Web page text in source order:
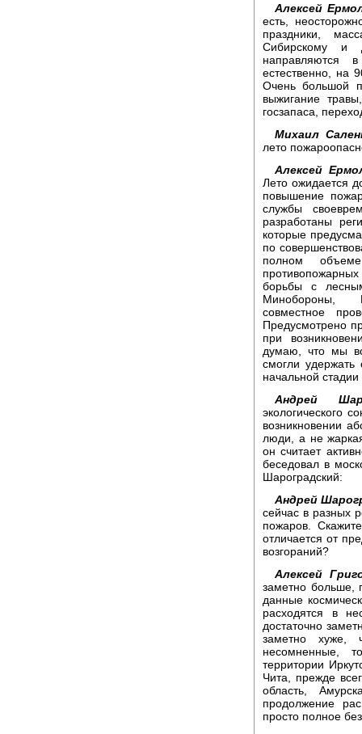
Алексей
есть,
праздники,
Сибирскому и
направляются
естественно, на
Очень большой
выжигание
госзапаса,
Михаил
лето
Алексей
Лето ожидается
повышение
службы
разработаны
которые
по
полном
борьбы с
Минобороны,
совместное
Предусмотрено
при
думаю, что мы
смогли удержать
начальной
Андрей
экологического
возникновении
люди, а не
он считает
беседовал в
Шароградский:
Андрей
сейчас в разных
пожаров.
отличается от
возгораний?
Алексей
заметно больше,
данные
расходятся в
достаточно
заметно
несомненные,
территории
Чита, прежде
область,
продолжение
просто полное